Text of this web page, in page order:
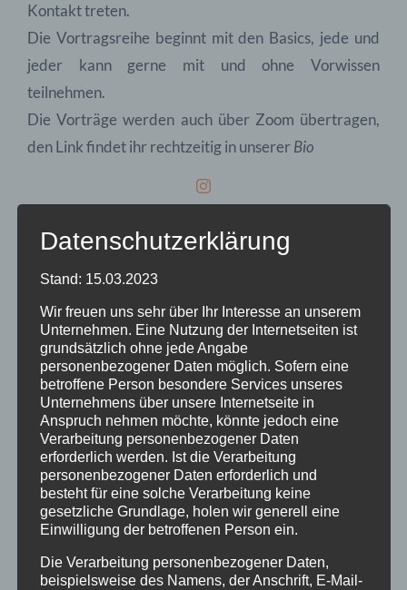
Kontakt treten.
Die Vortragsreihe beginnt mit den Basics, jede und
jeder kann gerne mit und ohne Vorwissen
teilnehmen.
Die Vorträge werden auch über Zoom übertragen,
den Link findet ihr rechtzeitig in unsererBio
Di., 05.11.2024
Einführung in die
Grundlagen & politische Situation
Grüner Hörsaal
Der Lehrstuhl und das Institut für Kraftwerkstechnik,
Dampf- und Gasturbinen (IKDG) und Stefanie Peters
vom Nationalen Wasserstoffrat setzen den
Startschuss. Das IKDG gibt eine allgemeine
Einführung zum Thema Wasserstoff und Stefanie
Peters stellt die politischen Ziele und Gegebenheiten
Datenschutzerklärung
Stand: 15.03.2023
Wir freuen uns sehr über Ihr Interesse an unserem
Unternehmen. Eine Nutzung der Internetseiten ist
grundsätzlich ohne jede Angabe
personenbezogener Daten möglich. Sofern eine
betroffene Person besondere Services unseres
Unternehmens über unsere Internetseite in
Anspruch nehmen möchte, könnte jedoch eine
Verarbeitung personenbezogener Daten
erforderlich werden. Ist die Verarbeitung
personenbezogener Daten erforderlich und
besteht für eine solche Verarbeitung keine
gesetzliche Grundlage, holen wir generell eine
Einwilligung der betroffenen Person ein.
Die Verarbeitung personenbezogener Daten,
beispielsweise des Namens, der Anschrift, E-Mail-